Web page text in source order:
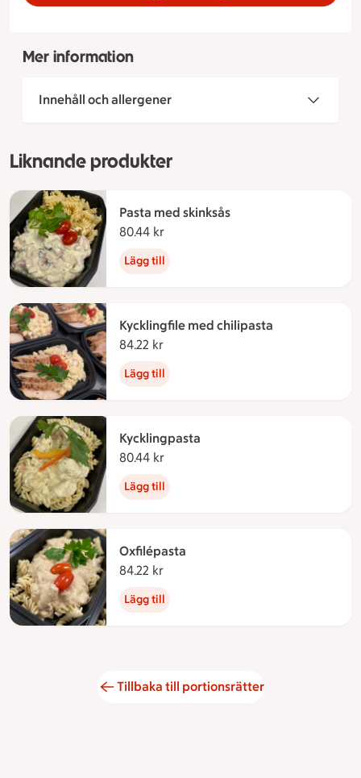
Mer information
Innehåll och allergener
Liknande produkter
Pasta med skinksås
80.44 kr
Lägg till
Kycklingfile med chilipasta
84.22 kr
Lägg till
Kycklingpasta
80.44 kr
Lägg till
Oxfilépasta
84.22 kr
Lägg till
Tillbaka till portionsrätter